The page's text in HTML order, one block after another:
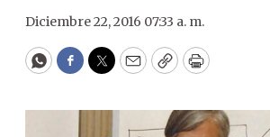
Diciembre 22, 2016 07:33 a. m.
WhatsApp
Facebook
Twitter
EmailCopyPrint